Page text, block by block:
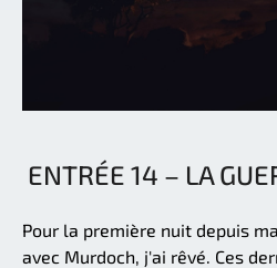
ENTRÉE 14 – LA
Pour la première nuit depuis
avec Murdoch, j'ai rêvé. Ces